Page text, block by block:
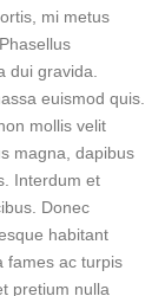
mi metus
dui gravida.
euismod quis.
mollis velit
magna, dapibus
Interdum et
Donec
habitant
fames ac turpis
pretium nulla